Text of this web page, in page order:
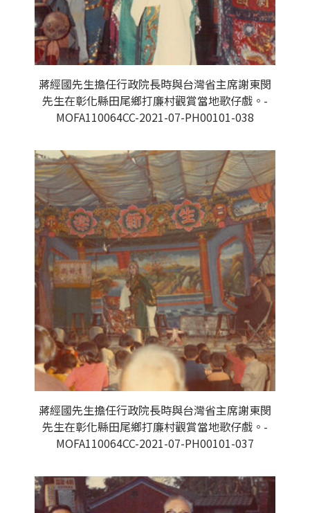
蔣經國先生擔任行政院長時與台灣省主席謝東閔
先生在彰化縣田尾鄉打廉村觀賞當地歌仔戲。-
MOFA110064CC-2021-07-PH00101-038
蔣經國先生擔任行政院長時與台灣省主席謝東閔
先生在彰化縣田尾鄉打廉村觀賞當地歌仔戲。-
MOFA110064CC-2021-07-PH00101-037